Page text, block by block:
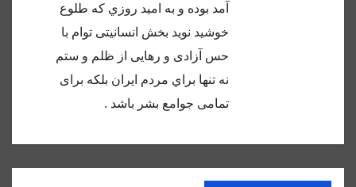
آمد بوده و به اميد روزي كه طلوع
خوشيد نويد بخش انسانيتى توام با
حس آزادى و رهايى از ظلم و ستم
نه تنها براي مردم ايران بلكه براى
تمامى جوامع بشر باشد .